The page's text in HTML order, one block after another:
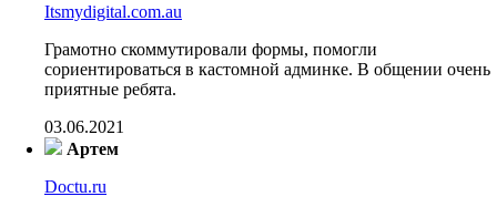
Itsmydigital.com.au
Грамотно скоммутировали формы, помогли
сориентироваться в кастомной админке. В общении очень
приятные ребята.
03.06.2021
Артем
Doctu.ru